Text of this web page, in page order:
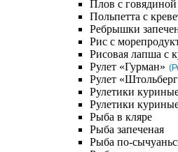
Плов с говядиной
Польпетта с
Ребрышки
Рис с
Рисовая лапша с
Рулет «Гурман»
Рулет
Рулетики
Рулетики
Рыба в кляре
Рыба запеченая
Рыба по-